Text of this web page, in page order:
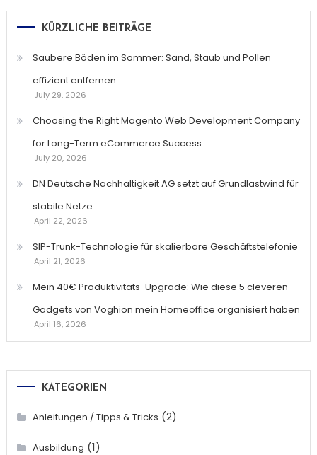
KÜRZLICHE BEITRÄGE
Saubere Böden im Sommer: Sand, Staub und Pollen
effizient entfernen
July 29, 2026
Choosing the Right Magento Web Development Company
for Long-Term eCommerce Success
July 20, 2026
DN Deutsche Nachhaltigkeit AG setzt auf Grundlastwind für
stabile Netze
April 22, 2026
SIP-Trunk-Technologie für skalierbare Geschäftstelefonie
April 21, 2026
Mein 40€ Produktivitäts-Upgrade: Wie diese 5 cleveren
Gadgets von Voghion mein Homeoffice organisiert haben
April 16, 2026
KATEGORIEN
Anleitungen / Tipps & Tricks (2)
Ausbildung (1)